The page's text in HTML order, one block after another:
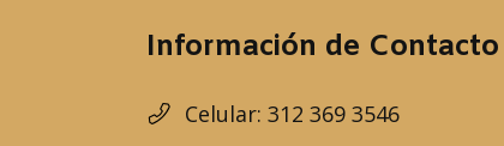
Información de Contacto
Celular: 312 369 3546